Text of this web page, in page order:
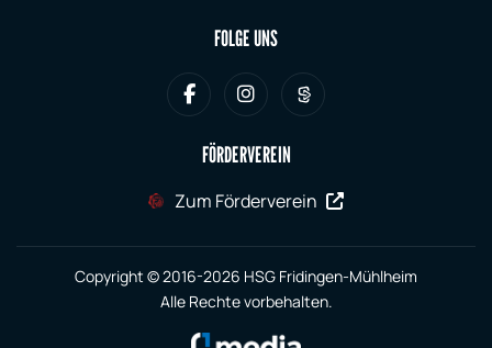
FOLGE UNS
FÖRDERVEREIN
Zum Förderverein
Copyright © 2016-2026 HSG Fridingen-Mühlheim
Alle Rechte vorbehalten.